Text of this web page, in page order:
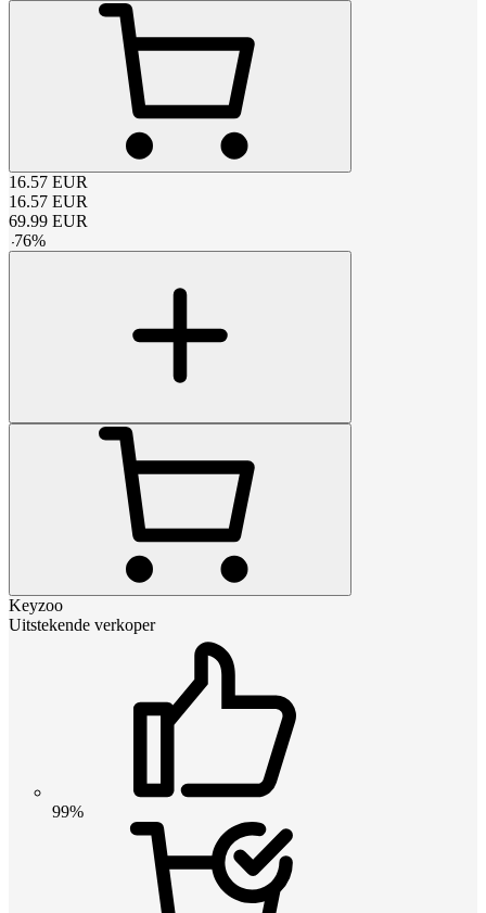
16.57 EUR
16.57 EUR
69.99 EUR
-76%
Keyzoo
Uitstekende verkoper
99%